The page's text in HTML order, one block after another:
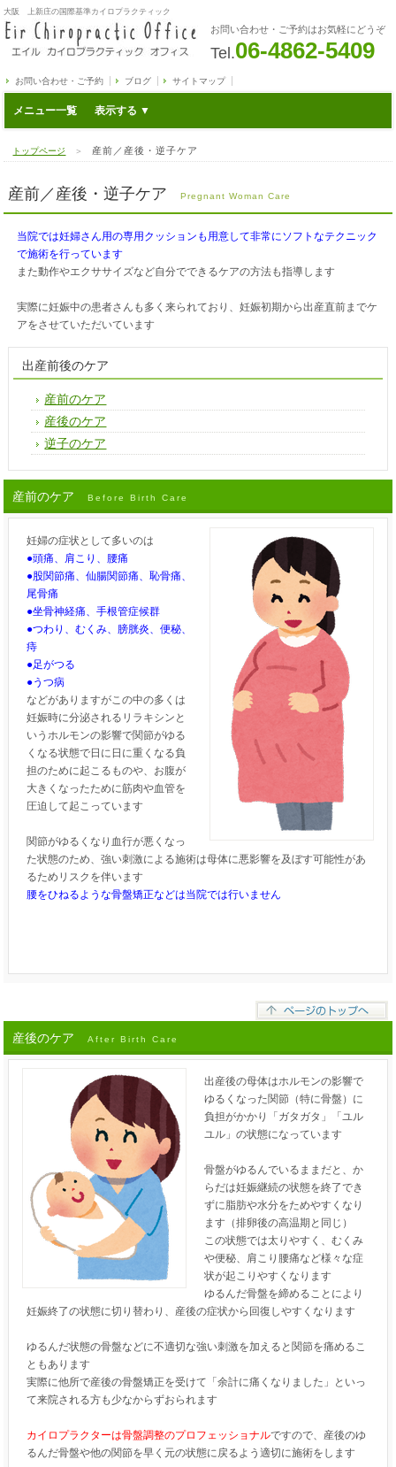
大阪 上新庄の国際基準カイロプラクティック
お問い合わせ・ご予約はお気軽にどうぞ
Tel.06-4862-5409
お問い合わせ・ご予約 ブログ サイトマップ
メニュー一覧
トップページ ＞ 産前／産後・逆子ケア
産前／産後・逆子ケア Pregnant Woman Care
当院では妊婦さん用の専用クッションも用意して非常にソフトなテクニック
で施術を行っています
また動作やエクササイズなど自分でできるケアの方法も指導します
実際に妊娠中の患者さんも多く来られており、妊娠初期から出産直前までケ
アをさせていただいています
出産前後のケア
産前のケア
産後のケア
逆子のケア
産前のケア Before Birth Care
妊婦の症状として多いのは
●頭痛、肩こり、腰痛
●股関節痛、仙腸関節痛、恥骨痛、
尾骨痛
●坐骨神経痛、手根管症候群
●つわり、むくみ、膀胱炎、便秘、
痔
●足がつる
●うつ病
などがありますがこの中の多くは
妊娠時に分泌されるリラキシンと
いうホルモンの影響で関節がゆる
くなる状態で日に日に重くなる負
担のために起こるものや、お腹が
大きくなったために筋肉や血管を
圧迫して起こっています
関節がゆるくなり血行が悪くなっ
た状態のため、強い刺激による施術は母体に悪影響を及ぼす可能性があ
るためリスクを伴います
腰をひねるような骨盤矯正などは当院では行いません
産後のケア After Birth Care
出産後の母体はホルモンの影響で
ゆるくなった関節（特に骨盤）に
負担がかかり「ガタガタ」「ユル
ユル」の状態になっています
骨盤がゆるんでいるままだと、か
らだは妊娠継続の状態を終了でき
ずに脂肪や水分をためやすくなり
ます（排卵後の高温期と同じ）
この状態では太りやすく、むくみ
や便秘、肩こり腰痛など様々な症
状が起こりやすくなります
ゆるんだ骨盤を締めることにより
妊娠終了の状態に切り替わり、産後の症状から回復しやすくなります
ゆるんだ状態の骨盤などに不適切な強い刺激を加えると関節を痛めるこ
ともあります
実際に他所で産後の骨盤矯正を受けて「余計に痛くなりました」といっ
て来院される方も少なからずおられます
カイロプラクターは骨盤調整のプロフェッショナルですので、産後のゆ
るんだ骨盤や他の関節を早く元の状態に戻るよう適切に施術をします